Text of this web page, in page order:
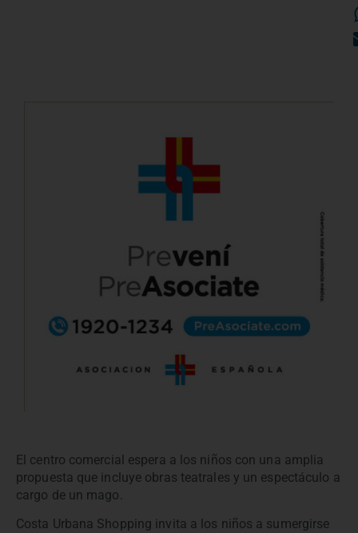
El centro comercial espera a los niños con una amplia
propuesta que incluye obras teatrales y un espectáculo a
cargo de un mago.
Costa Urbana Shopping invita a los niños a sumergirse